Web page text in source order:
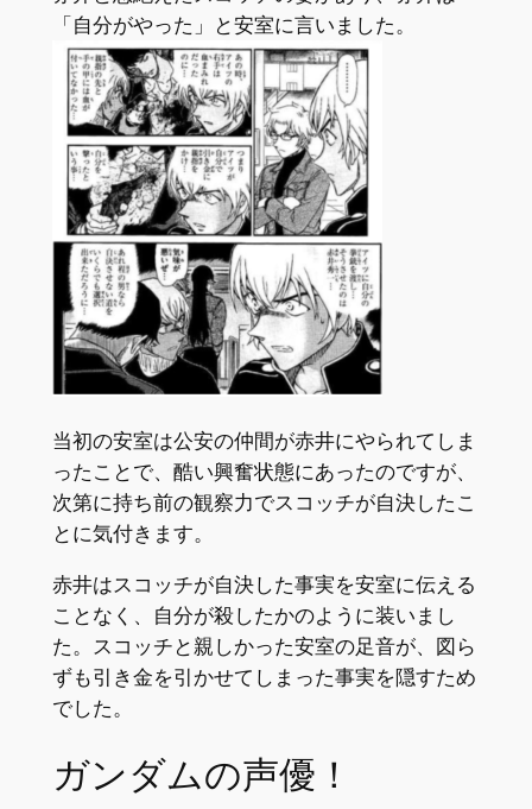
「自分がやった」と安室に言いました。
当初の安室は公安の仲間が赤井にやられてしま
ったことで、酷い興奮状態にあったのですが、
次第に持ち前の観察力でスコッチが自決したこ
とに気付きます。
赤井はスコッチが自決した事実を安室に伝える
ことなく、自分が殺したかのように装いまし
た。スコッチと親しかった安室の足音が、図ら
ずも引き金を引かせてしまった事実を隠すため
でした。
ガンダムの声優！